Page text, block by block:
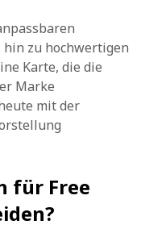
hin zu hochwertigen
Karte, die die
Marke
mit der
für Free